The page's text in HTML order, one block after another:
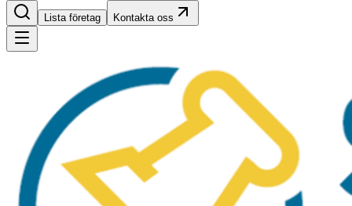
Lista företag Kontakta oss